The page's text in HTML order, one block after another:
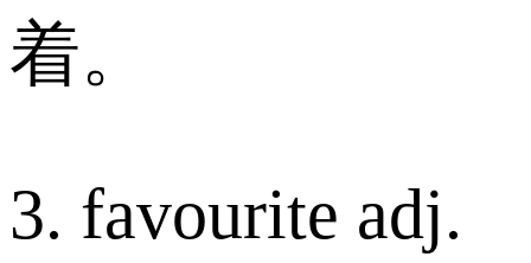
着。
3. favourite adj.